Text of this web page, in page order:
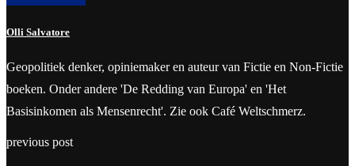
Olli Salvatore
Geopolitiek denker, opiniemaker en auteur van Fictie en Non-Fictie
boeken. Onder andere 'De Redding van Europa' en 'Het
Basisinkomen als Mensenrecht'. Zie ook Café Weltschmerz.
previous post